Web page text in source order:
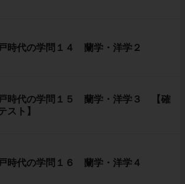
時代の学問１４ 蘭学・洋学２
時代の学問１５ 蘭学・洋学３ 【確
スト】
時代の学問１６ 蘭学・洋学４